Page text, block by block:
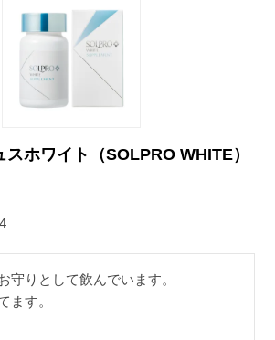
スホワイト（SOLPRO WHITE）
守りとして飲んでいます。
ます。